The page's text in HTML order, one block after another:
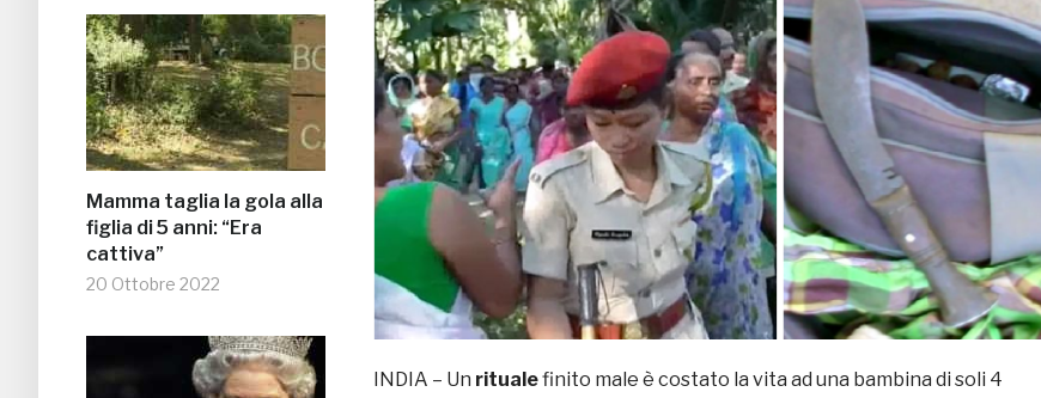
Mamma taglia la gola alla
figlia di 5 anni: “Era
cattiva”
20 Ottobre 2022
INDIA – Un ritualefinito male è costato la vita ad una bambina di soli 4